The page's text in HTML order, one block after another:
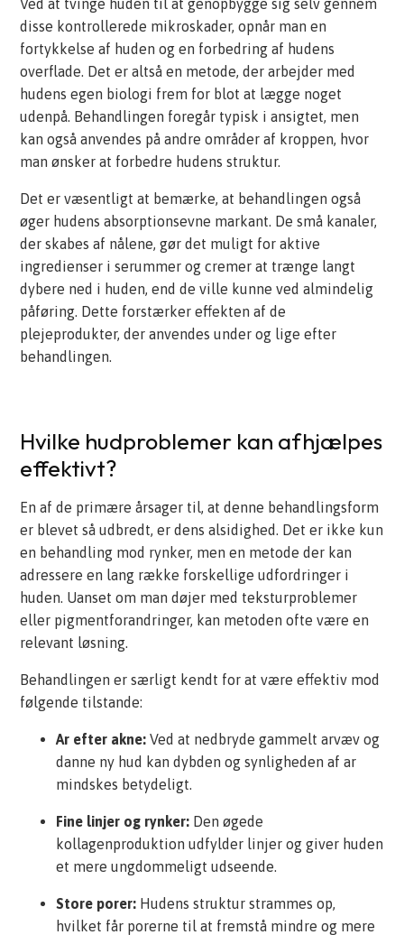
disse kontrollerede mikroskader, opnår man en
fortykkelse af huden og en forbedring af hudens
overflade. Det er altså en metode, der arbejder med
hudens egen biologi frem for blot at lægge noget
udenpå. Behandlingen foregår typisk i ansigtet, men
kan også anvendes på andre områder af kroppen, hvor
man ønsker at forbedre hudens struktur.
Det er væsentligt at bemærke, at behandlingen også
øger hudens absorptionsevne markant. De små kanaler,
der skabes af nålene, gør det muligt for aktive
ingredienser i serummer og cremer at trænge langt
dybere ned i huden, end de ville kunne ved almindelig
påføring. Dette forstærker effekten af de
plejeprodukter, der anvendes under og lige efter
behandlingen.
Hvilke hudproblemer kan afhjælpes
effektivt?
En af de primære årsager til, at denne behandlingsform
er blevet så udbredt, er dens alsidighed. Det er ikke kun
en behandling mod rynker, men en metode der kan
adressere en lang række forskellige udfordringer i
huden. Uanset om man døjer med teksturproblemer
eller pigmentforandringer, kan metoden ofte være en
relevant løsning.
Behandlingen er særligt kendt for at være effektiv mod
følgende tilstande:
Ar efter akne: Ved at nedbryde gammelt arvæv og
danne ny hud kan dybden og synligheden af ar
mindskes betydeligt.
Fine linjer og rynker: Den øgede
kollagenproduktion udfylder linjer og giver huden
et mere ungdommeligt udseende.
Store porer: Hudens struktur strammes op,
hvilket får porerne til at fremstå mindre og mere